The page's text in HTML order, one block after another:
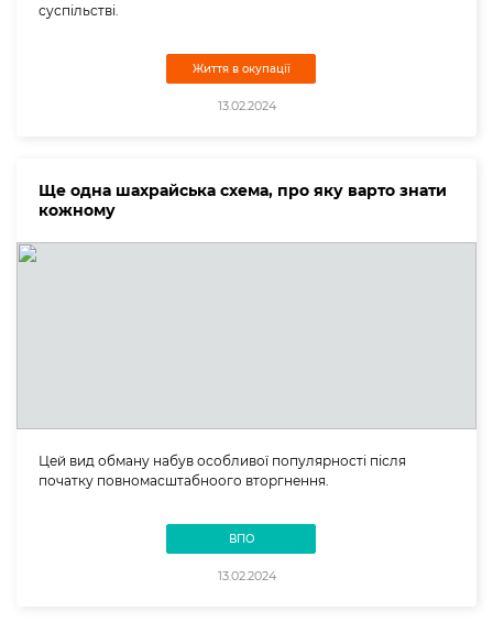
суспільстві.
Життя в окупації
13.02.2024
Ще одна шахрайська схема, про яку варто знати
кожному
Цей вид обману набув особливої популярності після
початку повномасштабноого вторгнення.
ВПО
13.02.2024